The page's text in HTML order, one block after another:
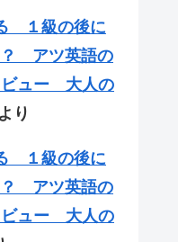
１級の後に
？ アツ英語の
ビュー 大人の
より
１級の後に
？ アツ英語の
ビュー 大人の